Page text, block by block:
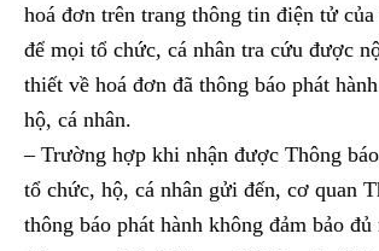
hoá đơn trên trang thông tin điện tử
để mọi tổ chức, cá nhân tra cứu được
thiết về hoá đơn đã thông báo phát
hộ, cá nhân.
– Trường hợp khi nhận được Thông
tổ chức, hộ, cá nhân gửi đến, cơ quan
thông báo phát hành không đảm bảo